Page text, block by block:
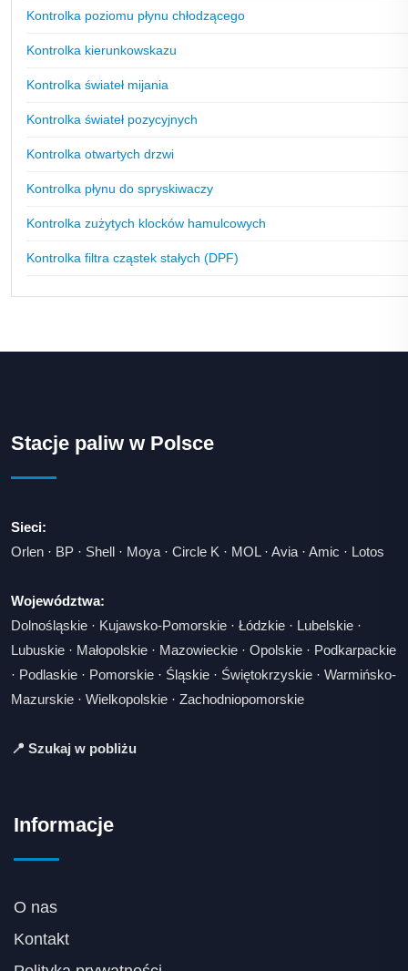
Kontrolka poziomu płynu chłodzącego
Kontrolka kierunkowskazu
Kontrolka świateł mijania
Kontrolka świateł pozycyjnych
Kontrolka otwartych drzwi
Kontrolka płynu do spryskiwaczy
Kontrolka zużytych klocków hamulcowych
Kontrolka filtra cząstek stałych (DPF)
Stacje paliw w Polsce
Sieci:
Orlen · BP · Shell · Moya · Circle K · MOL· Avia · Amic · Lotos
Województwa:
Dolnośląskie · Kujawsko-Pomorskie · Łódzkie · Lubelskie ·
Lubuskie · Małopolskie · Mazowieckie · Opolskie · Podkarpackie
· Podlaskie · Pomorskie · Śląskie · Świętokrzyskie · Warmińsko-
Mazurskie · Wielkopolskie · Zachodniopomorskie
📍 Szukaj w pobliżu
Informacje
O nas
Kontakt